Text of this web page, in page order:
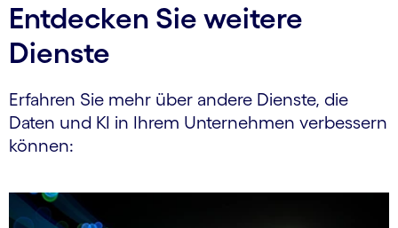
Entdecken Sie weitere
Dienste
Erfahren Sie mehr über andere Dienste, die
Daten und KI in Ihrem Unternehmen verbessern
können: